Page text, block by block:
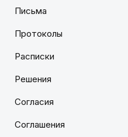
Письма
Протоколы
Расписки
Решения
Согласия
Соглашения